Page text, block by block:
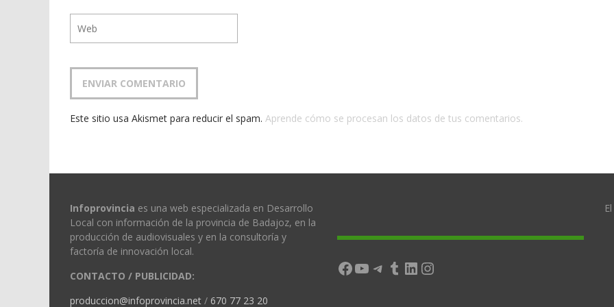
Este sitio usa Akismet para reducir el spam. Aprende cómo se procesan los datos de tus comentarios.
Infoprovincia es una web especializada en Desarrollo
Local con información de la provincia de Badajoz, en la
producción de audiovisuales y en la consultoría y
factoría de innovación local.
CONTACTO / PUBLICIDAD:
produccion@infoprovincia.net / 670 77 23 20
Facebook
YouTube
Telegram
Tumblr
LinkedIn
Instagram